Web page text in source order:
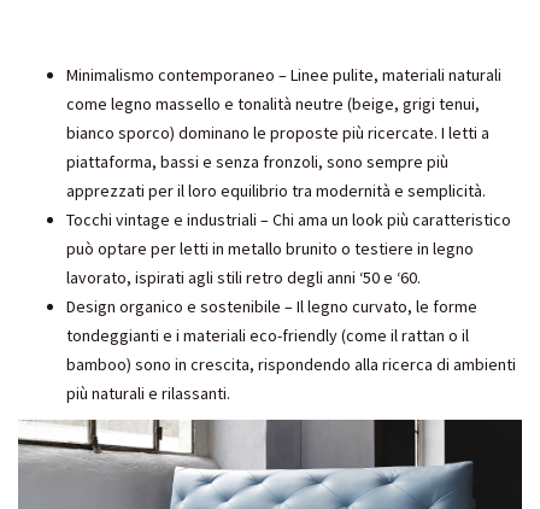
Minimalismo contemporaneo – Linee pulite, materiali naturali
come legno massello e tonalità neutre (beige, grigi tenui,
bianco sporco) dominano le proposte più ricercate. I letti a
piattaforma, bassi e senza fronzoli, sono sempre più
apprezzati per il loro equilibrio tra modernità e semplicità.
Tocchi vintage e industriali – Chi ama un look più caratteristico
può optare per letti in metallo brunito o testiere in legno
lavorato, ispirati agli stili retro degli anni ‘50 e ‘60.
Design organico e sostenibile – Il legno curvato, le forme
tondeggianti e i materiali eco-friendly (come il rattan o il
bamboo) sono in crescita, rispondendo alla ricerca di ambienti
più naturali e rilassanti.